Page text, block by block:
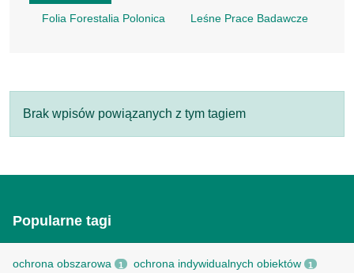
Folia Forestalia Polonica Leśne Prace Badawcze
Brak wpisów powiązanych z tym tagiem
Popularne tagi
ochrona obszarowa 1 ochrona indywidualnych obiektów 1